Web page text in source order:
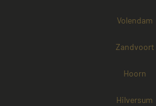
Volendam
Zandvoort
Hoorn
Hilversum